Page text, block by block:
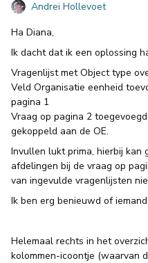
Andrei Hollevoet
Ha Diana,
Ik dacht dat ik een oplossing
Vragenlijst met Object type
Veld Organisatie eenheid
pagina 1
Vraag op pagina 2
gekoppeld aan de OE.
Invullen lukt prima, hierbij kan
afdelingen bij de vraag op
van ingevulde vragenlijsten
Ik ben erg benieuwd of
Helemaal rechts in het
kolommen-icoontje (waarvan